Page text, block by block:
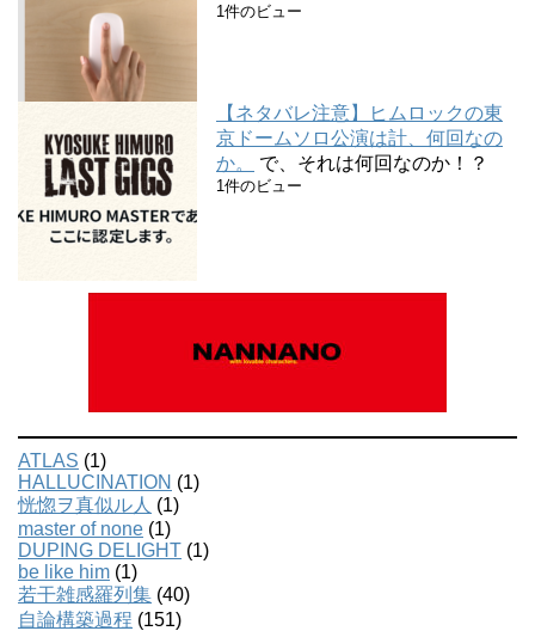
1件のビュー
【ネタバレ注意】ヒムロックの東
京ドームソロ公演は計、何回なの
か。
で、それは何回なのか！？
1件のビュー
ATLAS (1)
HALLUCINATION (1)
恍惚ヲ真似ル人 (1)
master of none (1)
DUPING DELIGHT (1)
be like him (1)
若干雑感羅列集 (40)
自論構築過程 (151)